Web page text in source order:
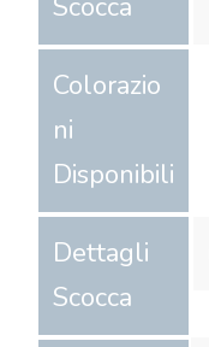
Colorazio
ni
Disponibili
Dettagli
Scocca